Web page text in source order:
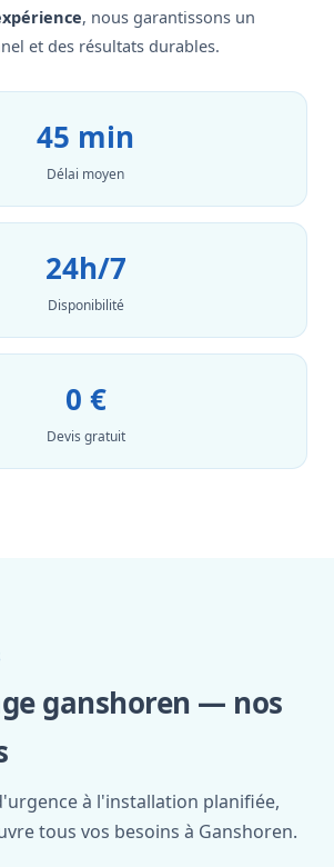
, nous garantissons un
et des résultats durables.
45 min
Délai moyen
24h/7
Disponibilité
0 €
Devis gratuit
ganshoren — nos
à l'installation planifiée,
tous vos besoins à Ganshoren.